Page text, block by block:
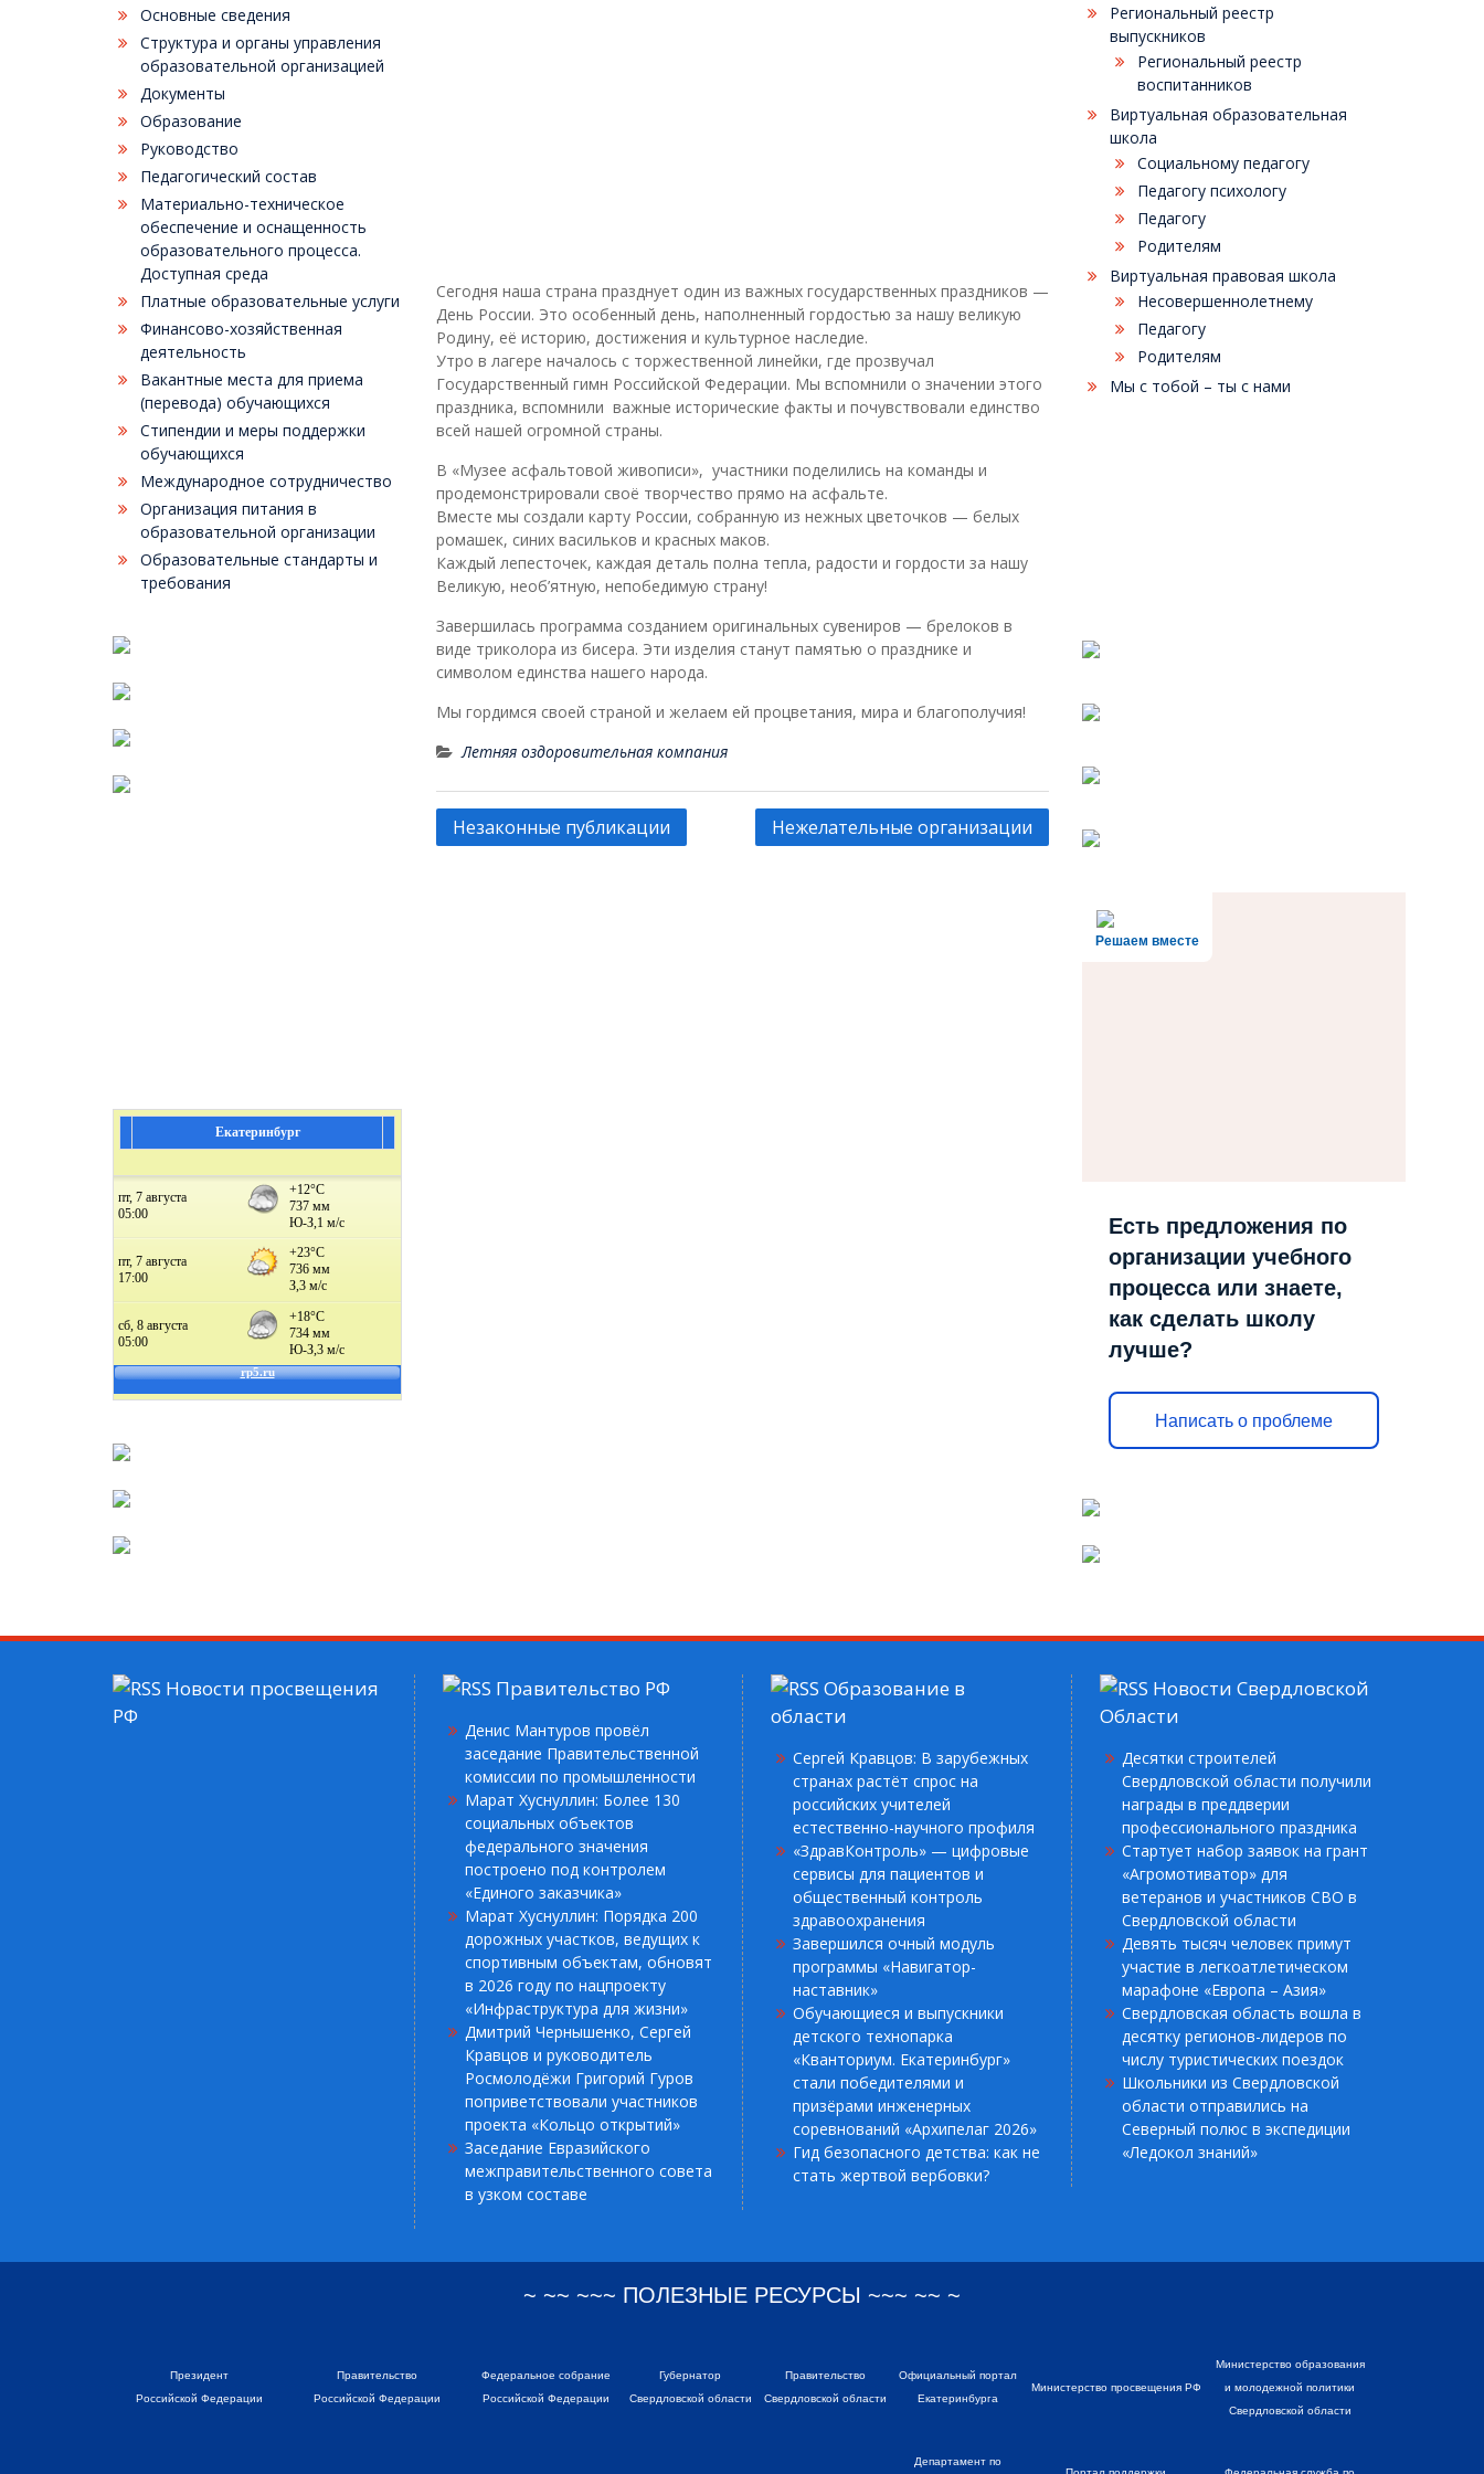
Сегодня наша страна празднует один из важных государственных праздников —
День России. Это особенный день, наполненный гордостью за нашу великую
Родину, её историю, достижения и культурное наследие.
Утро в лагере началось с торжественной линейки, где прозвучал
Государственный гимн Российской Федерации. Мы вспомнили о значении этого
праздника, вспомнили важные исторические факты и почувствовали единство
всей нашей огромной страны.
В «Музее асфальтовой живописи», участники поделились на команды и
продемонстрировали своё творчество прямо на асфальте.
Вместе мы создали карту России, собранную из нежных цветочков — белых
ромашек, синих васильков и красных маков.
Каждый лепесточек, каждая деталь полна тепла, радости и гордости за нашу
Великую, необ’ятную, непобедимую страну!
Завершилась программа созданием оригинальных сувениров — брелоков в
виде триколора из бисера. Эти изделия станут памятью о празднике и
символом единства нашего народа.
Мы гордимся своей страной и желаем ей процветания, мира и благополучия!
Летняя оздоровительная компания
Навигация
Незаконные публикации Нежелательные организации
Основные сведения
Структура и органы управления
образовательной организацией
Документы
Образование
Руководство
Педагогический состав
Материально-техническое
обеспечение и оснащенность
образовательного процесса.
Доступная среда
Платные образовательные услуги
Финансово-хозяйственная
деятельность
Вакантные места для приема
(перевода) обучающихся
Стипендии и меры поддержки
обучающихся
Международное сотрудничество
Организация питания в
образовательной организации
Образовательные стандарты и
требования
Екатеринбург
Региональный реестр
выпускников
Региональный реестр
воспитанников
Виртуальная образовательная
школа
Социальному педагогу
Педагогу психологу
Педагогу
Родителям
Виртуальная правовая школа
Несовершеннолетнему
Педагогу
Родителям
Мы с тобой – ты с нами
Решаем вместе
Есть предложения по
организации учебного
процесса или знаете,
как сделать школу
лучше?
Написать о проблеме
Новости просвещения
РФ
Правительство РФ
Денис Мантуров провёл
заседание Правительственной
комиссии по промышленности
Марат Хуснуллин: Более 130
социальных объектов
федерального значения
построено под контролем
«Единого заказчика»
Марат Хуснуллин: Порядка 200
дорожных участков, ведущих к
спортивным объектам, обновят
в 2026 году по нацпроекту
«Инфраструктура для жизни»
Дмитрий Чернышенко, Сергей
Кравцов и руководитель
Росмолодёжи Григорий Гуров
поприветствовали участников
проекта «Кольцо открытий»
Заседание Евразийского
межправительственного совета
в узком составе
Образование в
области
Сергей Кравцов: В зарубежных
странах растёт спрос на
российских учителей
естественно-научного профиля
«ЗдравКонтроль» — цифровые
сервисы для пациентов и
общественный контроль
здравоохранения
Завершился очный модуль
программы «Навигатор-
наставник»
Обучающиеся и выпускники
детского технопарка
«Кванториум. Екатеринбург»
стали победителями и
призёрами инженерных
соревнований «Архипелаг 2026»
Гид безопасного детства: как не
стать жертвой вербовки?
Новости Свердловской
Области
Десятки строителей
Свердловской области получили
награды в преддверии
профессионального праздника
Стартует набор заявок на грант
«Агромотиватор» для
ветеранов и участников СВО в
Свердловской области
Девять тысяч человек примут
участие в легкоатлетическом
марафоне «Европа – Азия»
Свердловская область вошла в
десятку регионов-лидеров по
числу туристических поездок
Школьники из Свердловской
области отправились на
Северный полюс в экспедиции
«Ледокол знаний»
~ ~~ ~~~ ПОЛЕЗНЫЕ РЕСУРСЫ ~~~ ~~ ~
Президент
Российской Федерации
Правительство
Российской Федерации
Федеральное собрание
Российской Федерации
Губернатор
Свердловской области
Правительство
Свердловской области
Официальный портал
Екатеринбурга
Министерство просвещения РФ
Министерство образования
и молодежной политики
Свердловской области
Департамент по